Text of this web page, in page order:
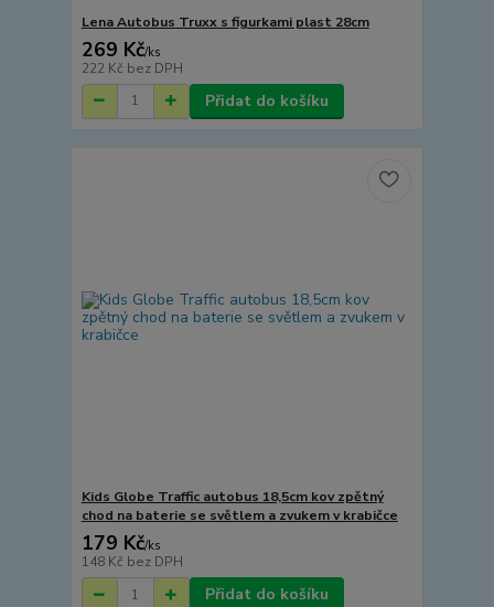
Lena Autobus Truxx s figurkami plast 28cm
269 Kč/ks
222 Kč bez DPH
Přidat do košíku
Kids Globe Traffic autobus 18,5cm kov zpětný
chod na baterie se světlem a zvukem v krabičce
179 Kč/ks
148 Kč bez DPH
Přidat do košíku